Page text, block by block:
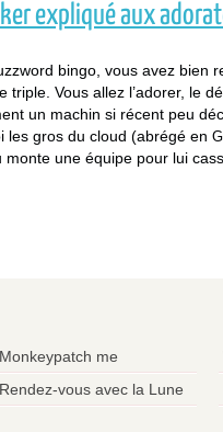
expliqué aux
bingo, vous avez bien
triple. Vous allez l’adorer, le
un machin si récent peu
les gros du cloud (abrégé en
monte une équipe pour lui
Monkeypatch me
Rendez-vous avec la Lune